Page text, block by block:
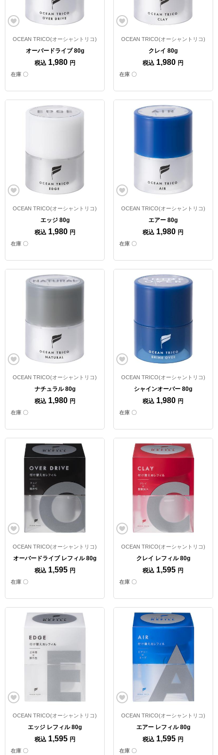
OCEAN TRICO(オーシャントリコ)
オーバードライブ 80g
税込 1,980 円
在庫 〇
OCEAN TRICO(オーシャントリコ)
クレイ 80g
税込 1,980 円
在庫 〇
OCEAN TRICO(オーシャントリコ)
エッジ 80g
税込 1,980 円
在庫 〇
OCEAN TRICO(オーシャントリコ)
エアー 80g
税込 1,980 円
在庫 〇
OCEAN TRICO(オーシャントリコ)
ナチュラル 80g
税込 1,980 円
在庫 〇
OCEAN TRICO(オーシャントリコ)
シャインオーバー 80g
税込 1,980 円
在庫 〇
OCEAN TRICO(オーシャントリコ)
オーバードライブ レフィル 80g
税込 1,595 円
在庫 〇
OCEAN TRICO(オーシャントリコ)
クレイ レフィル 80g
税込 1,595 円
在庫 〇
OCEAN TRICO(オーシャントリコ)
エッジ レフィル 80g
税込 1,595 円
在庫 〇
OCEAN TRICO(オーシャントリコ)
エアー レフィル 80g
税込 1,595 円
在庫 〇